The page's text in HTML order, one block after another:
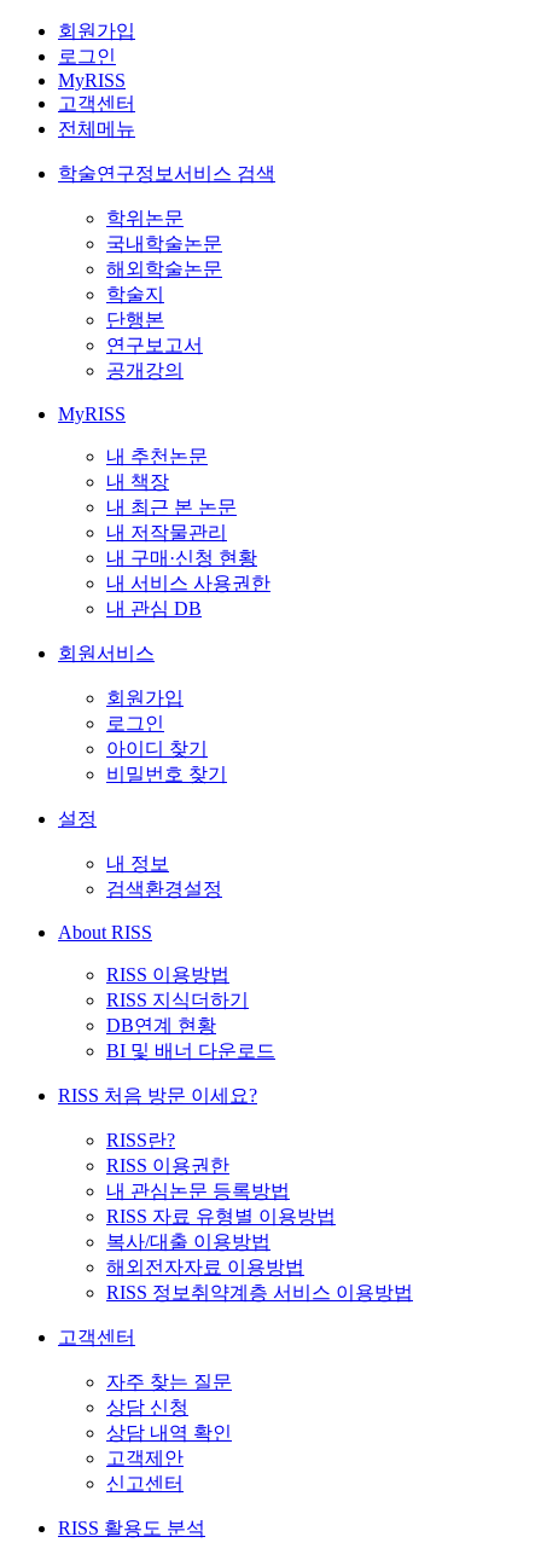
회원가입
로그인
MyRISS
고객센터
전체메뉴
학술연구정보서비스 검색
학위논문
국내학술논문
해외학술논문
학술지
단행본
연구보고서
공개강의
MyRISS
내 추천논문
내 책장
내 최근 본 논문
내 저작물관리
내 구매·신청 현황
내 서비스 사용권한
내 관심 DB
회원서비스
회원가입
로그인
아이디 찾기
비밀번호 찾기
설정
내 정보
검색환경설정
About RISS
RISS 이용방법
RISS 지식더하기
DB연계 현황
BI 및 배너 다운로드
RISS 처음 방문 이세요?
RISS란?
RISS 이용권한
내 관심논문 등록방법
RISS 자료 유형별 이용방법
복사/대출 이용방법
해외전자자료 이용방법
RISS 정보취약계층 서비스 이용방법
고객센터
자주 찾는 질문
상담 신청
상담 내역 확인
고객제안
신고센터
RISS 활용도 분석